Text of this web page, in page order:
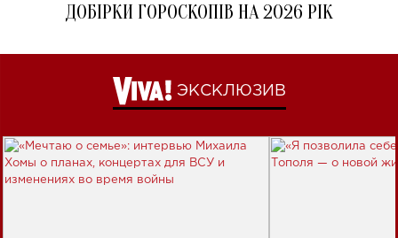
ДОБІРКИ ГОРОСКОПІВ НА 2026 РІК
ЭКСКЛЮЗИВ